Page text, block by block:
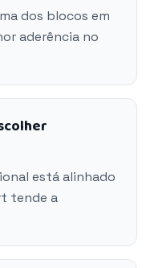
dos blocos em
aderência no
está alinhado
tende a